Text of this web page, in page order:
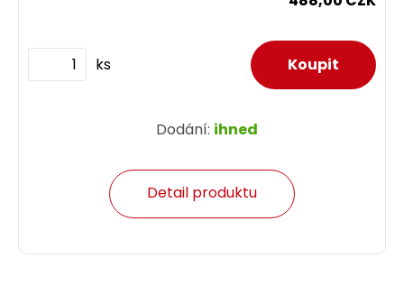
ks
Dodání: ihned
Detail produktu